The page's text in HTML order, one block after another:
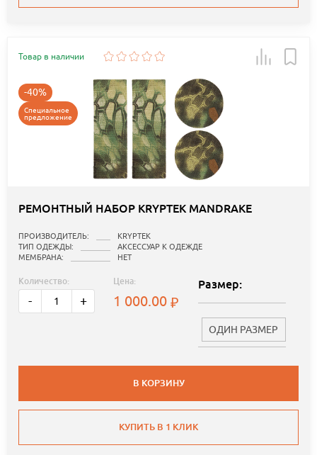
Товар в наличии
-40%
Специальное
предложение
РЕМОНТНЫЙ НАБОР KRYPTEK MANDRAKE
ПРОИЗВОДИТЕЛЬ:
KRYPTEK
ТИП ОДЕЖДЫ:
АКСЕССУАР К ОДЕЖДЕ
МЕМБРАНА:
НЕТ
Количество:
- +
Цена:
1 000.00
Размер:
ОДИН РАЗМЕР
В КОРЗИНУ
КУПИТЬ В 1 КЛИК